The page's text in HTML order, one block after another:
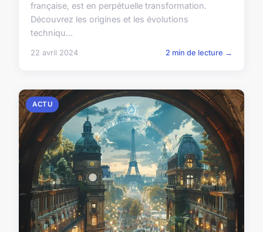
française, est en perpétuelle transformation.
Découvrez les origines et les évolutions
techniqu...
22 avril 2024 2 min de lecture →
ACTU